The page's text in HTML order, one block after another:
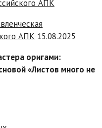
АПК 15.08.2025
оригами:
«Листов много не